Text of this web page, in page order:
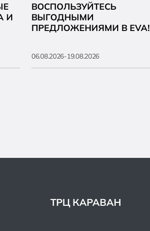
И
ВОСПОЛЬЗУЙТЕСЬ
ВЫГОДНЫМИ
ПРЕДЛОЖЕНИЯМИ В EVA!
06.08.2026-19.08.2026
ТРЦ КАРАВАН